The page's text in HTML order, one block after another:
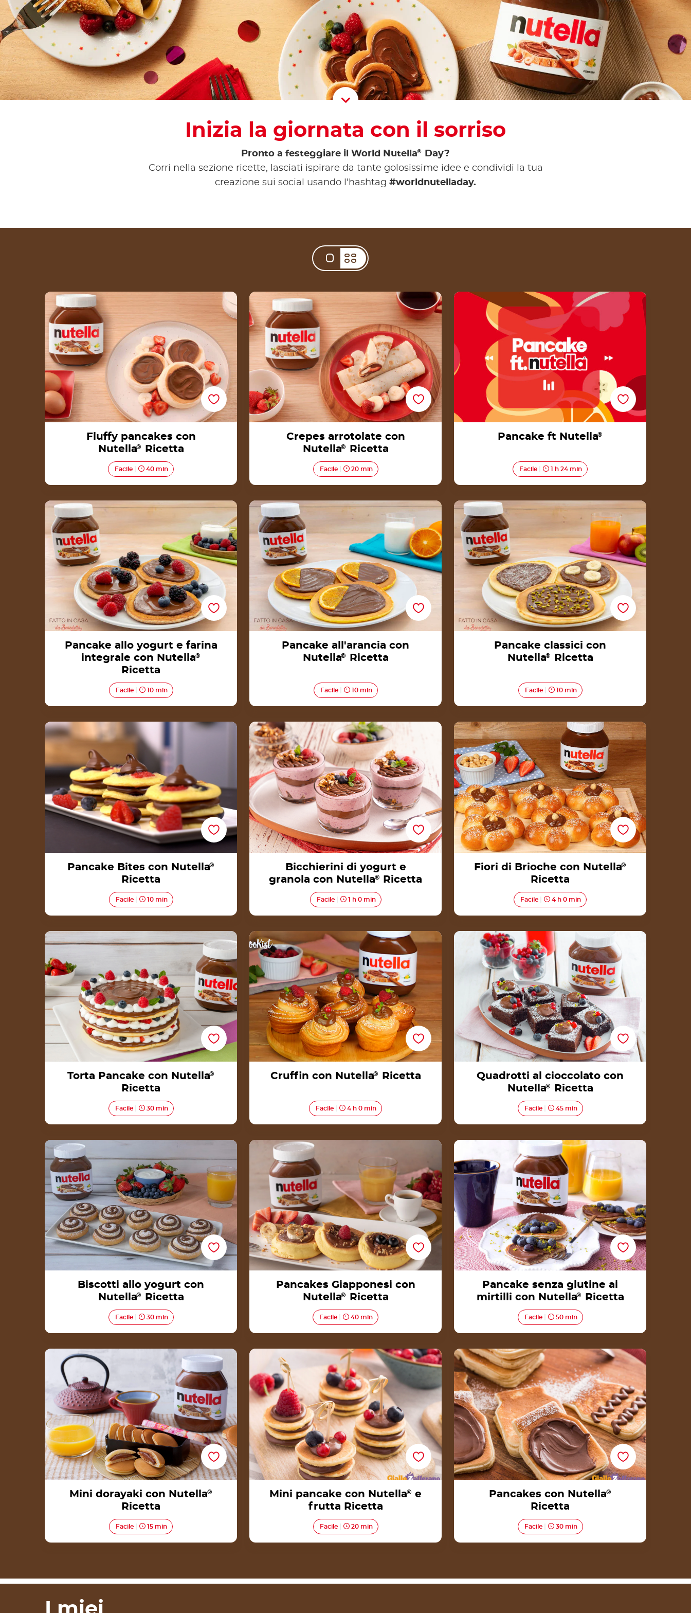
Scroll Down
Inizia la giornata con il sorriso
Pronto a festeggiare il World Nutella®
Day?
Corri nella sezione ricette, lasciati ispirare da tante golosissime idee e condividi la tua
creazione sui social usando l'hashtag #worldnutelladay.
Fluffy pancakes con Nutella® Ricetta
Fluffy pancakes con
Nutella® Ricetta
Facile 40 min
Crepes arrotolate con Nutella® Ricetta
Crepes arrotolate con
Nutella® Ricetta
Facile 20 min
Pancake ft Nutella®
Pancake ft Nutella®
Facile 1 h 24 min
Pancake allo yogurt e farina integrale con
Pancake allo yogurt e farina
integrale con Nutella®
Ricetta
Facile 10 min
Pancake all'arancia con Nutella® Ricetta
Pancake all'arancia con
Nutella® Ricetta
Facile 10 min
Pancake classici con Nutella® Ricetta
Pancake classici con
Nutella® Ricetta
Facile 10 min
Pancake Bites con Nutella® Ricetta
Pancake Bites con Nutella®
Ricetta
Facile 10 min
Bicchierini di yogurt e granola con Nutella®
Ricetta
Bicchierini di yogurt e
granola con Nutella® Ricetta
Facile 1 h 0 min
Fiori di Brioche con Nutella® Ricetta
Fiori di Brioche con Nutella®
Ricetta
Facile 4 h 0 min
Torta Pancake con Nutella® Ricetta
Torta Pancake con Nutella®
Ricetta
Facile 30 min
Cruffin con Nutella® Ricetta
Cruffin con Nutella® Ricetta
Facile 4 h 0 min
Quadrotti al cioccolato con Nutella® Ricetta
Quadrotti al cioccolato con
Nutella® Ricetta
Facile 45 min
Biscotti allo yogurt con Nutella® Ricetta
Biscotti allo yogurt con
Nutella® Ricetta
Facile 30 min
Pancakes Giapponesi con Nutella® Ricetta
Pancakes Giapponesi con
Nutella® Ricetta
Facile 40 min
Pancake senza glutine ai mirtilli con Nutella®
Ricetta
Pancake senza glutine ai
mirtilli con Nutella® Ricetta
Facile 50 min
Mini dorayaki con Nutella® Ricetta
Mini dorayaki con Nutella®
Ricetta
Facile 15 min
Mini pancake con Nutella® e frutta Ricetta
Mini pancake con Nutella® e
frutta Ricetta
Facile 20 min
Pancakes con Nutella® Ricetta
Pancakes con Nutella®
Ricetta
Facile 30 min